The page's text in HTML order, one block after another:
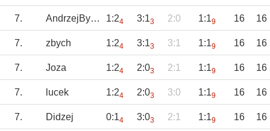
7. AndrzejBystrzyc 1:24 3:13 2:0 1:19 16 16
7. zbych 1:24 3:13 3:1 1:19 16 16
7. Joza 1:24 2:03 2:1 1:19 16 16
7. lucek 1:24 2:03 3:0 1:19 16 16
7. Didzej 0:14 3:03 2:1 1:19 16 16